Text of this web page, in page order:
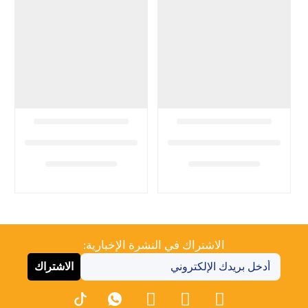
الاشتراك في النشرة الإخبارية:
الاشتراك